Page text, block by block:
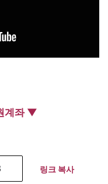
계좌 ▼
링크 복사